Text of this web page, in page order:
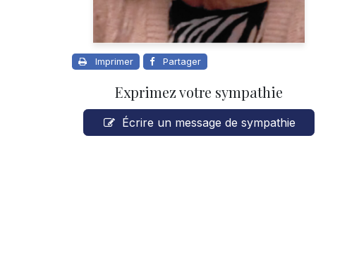
Imprimer Partager
Exprimez votre sympathie
Écrire un message de sympathie